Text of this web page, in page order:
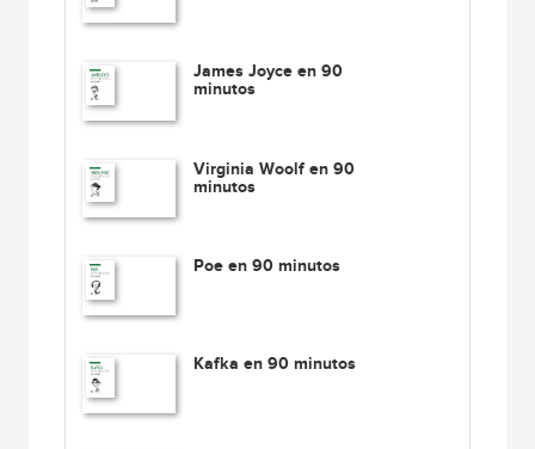
James Joyce en 90
minutos
Virginia Woolf en 90
minutos
Poe en 90 minutos
Kafka en 90 minutos